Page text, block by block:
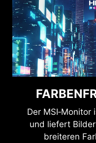
Der MSI‑Monitor
und liefert
breiteren